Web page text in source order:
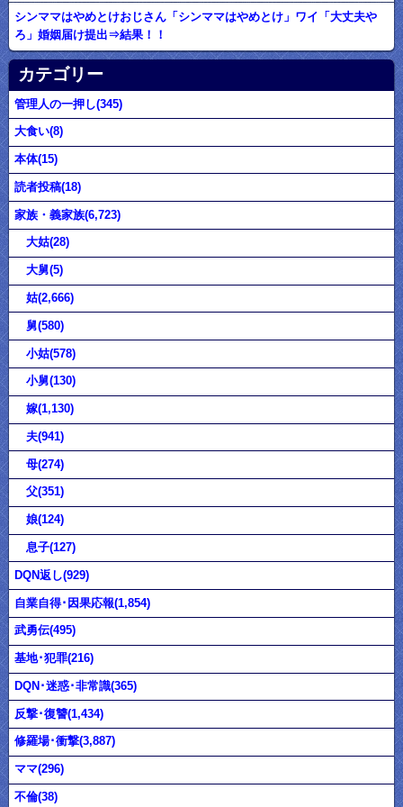
シンママはやめとけおじさん「シンママはやめとけ」ワイ「大丈夫や
ろ」婚姻届け提出⇒結果！！
カテゴリー
管理人の一押し(345)
大食い(8)
本体(15)
読者投稿(18)
家族・義家族(6,723)
大姑(28)
大舅(5)
姑(2,666)
舅(580)
小姑(578)
小舅(130)
嫁(1,130)
夫(941)
母(274)
父(351)
娘(124)
息子(127)
DQN返し(929)
自業自得･因果応報(1,854)
武勇伝(495)
基地･犯罪(216)
DQN･迷惑･非常識(365)
反撃･復讐(1,434)
修羅場･衝撃(3,887)
ママ(296)
不倫(38)